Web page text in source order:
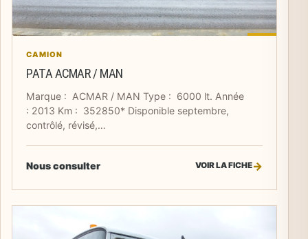
CAMION
PATA ACMAR / MAN
Marque : ACMAR / MAN Type : 6000 lt. Année
: 2013 Km : 352850* Disponible septembre,
contrôlé, révisé,…
Nous consulter VOIR LA FICHE